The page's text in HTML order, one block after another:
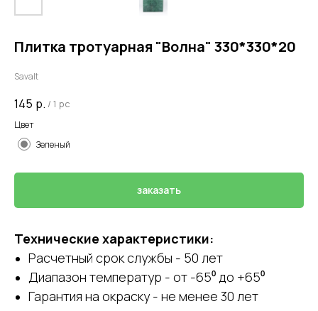
Плитка тротуарная "Волна" 330*330*20
Savalt
145 р. / 1 pc
Цвет
Зеленый
заказать
Технические характеристики:
Расчетный срок службы - 50 лет
Диапазон температур - от -65⁰ до +65⁰
Гарантия на окраску - не менее 30 лет